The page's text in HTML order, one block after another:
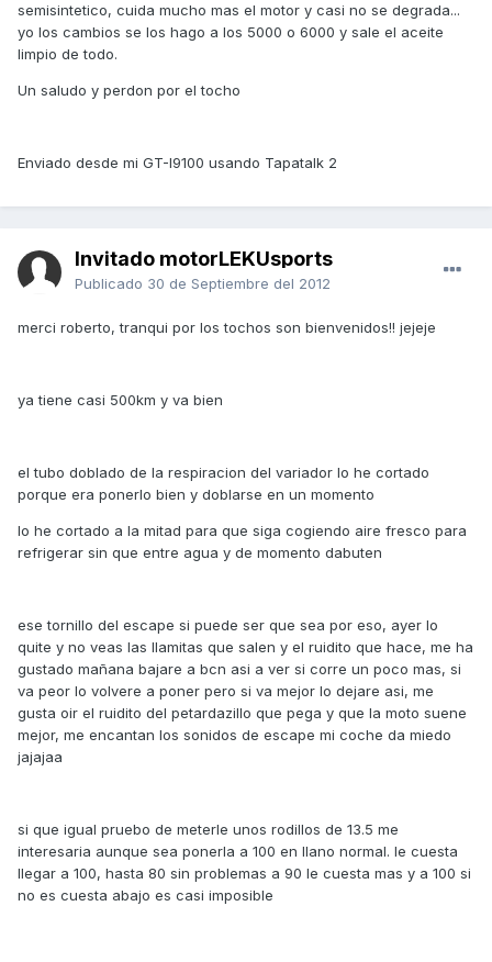
semisintetico, cuida mucho mas el motor y casi no se degrada...
yo los cambios se los hago a los 5000 o 6000 y sale el aceite
limpio de todo.
Un saludo y perdon por el tocho
Enviado desde mi GT-I9100 usando Tapatalk 2
Invitado motorLEKUsports
Publicado 30 de Septiembre del 2012
merci roberto, tranqui por los tochos son bienvenidos!! jejeje
ya tiene casi 500km y va bien
el tubo doblado de la respiracion del variador lo he cortado
porque era ponerlo bien y doblarse en un momento
lo he cortado a la mitad para que siga cogiendo aire fresco para
refrigerar sin que entre agua y de momento dabuten
ese tornillo del escape si puede ser que sea por eso, ayer lo
quite y no veas las llamitas que salen y el ruidito que hace, me ha
gustado mañana bajare a bcn asi a ver si corre un poco mas, si
va peor lo volvere a poner pero si va mejor lo dejare asi, me
gusta oir el ruidito del petardazillo que pega y que la moto suene
mejor, me encantan los sonidos de escape mi coche da miedo
jajajaa
si que igual pruebo de meterle unos rodillos de 13.5 me
interesaria aunque sea ponerla a 100 en llano normal. le cuesta
llegar a 100, hasta 80 sin problemas a 90 le cuesta mas y a 100 si
no es cuesta abajo es casi imposible